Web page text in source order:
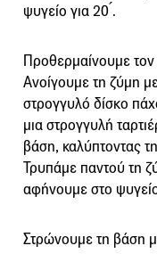
ψυγείο για 20 ́.
Προθερμαίνουμε
Ανοίγουμε τη ζύμη
στρογγυλό δίσκο
μια στρογγυλή
βάση, καλύπτοντας
Τρυπάμε παντού τη
αφήνουμε στο
Στρώνουμε τη βάση